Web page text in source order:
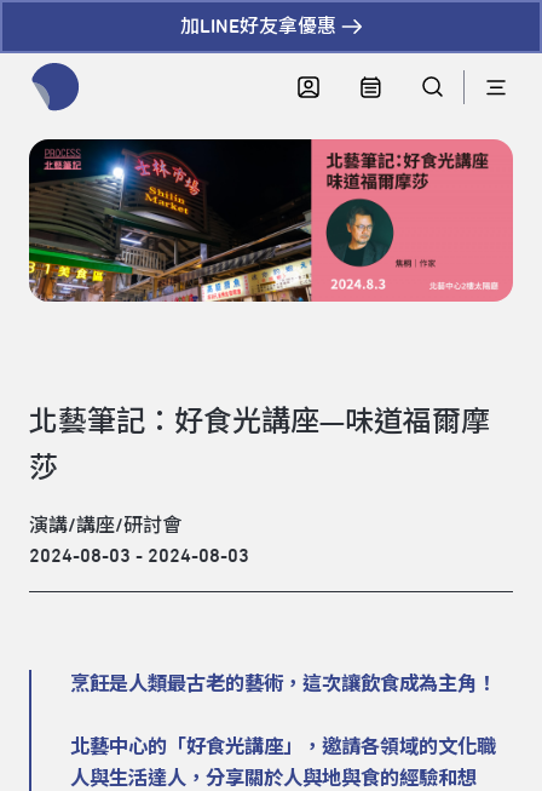
加LINE好友拿優惠
北藝筆記：好食光講座—味道福爾摩
莎
演講/講座/研討會
2024-08-03 - 2024-08-03
烹飪是人類最古老的藝術，這次讓飲食成為主角！
北藝中心的「好食光講座」，邀請各領域的文化職
人與生活達人，分享關於人與地與食的經驗和想